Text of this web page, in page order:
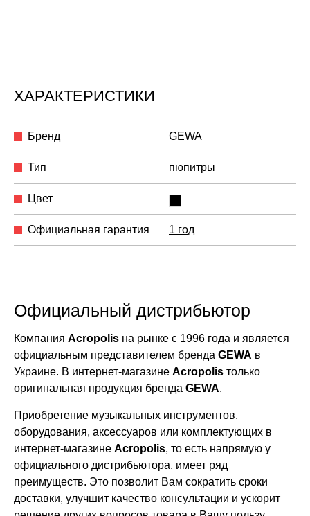
ХАРАКТЕРИСТИКИ
Бренд GEWA
Тип пюпитры
Цвет
Официальная гарантия 1 год
Официальный дистрибьютор
Компания Acropolis на рынке с 1996 года и является
официальным представителем бренда GEWA в
Украине. В интернет-магазине Acropolis только
оригинальная продукция бренда GEWA.
Приобретение музыкальных инструментов,
оборудования, аксессуаров или комплектующих в
интернет-магазине Acropolis, то есть напрямую у
официального дистрибьютора, имеет ряд
преимуществ. Это позволит Вам сократить сроки
доставки, улучшит качество консультации и ускорит